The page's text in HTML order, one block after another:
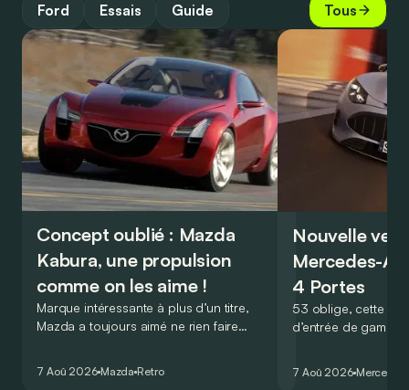
Ford Essais Guide Tous
Concept oublié : Mazda
Kabura, une propulsion
comme on les aime !
Marque intéressante à plus d’un titre,
Mazda a toujours aimé ne rien faire
de la plus belle des manières…
7 Aoû 2026 Mazda Retro
Nouvelle
Mercedes-
4 Portes
53 oblige, cette
d’entrée de
moins…
7 Aoû 2026 Mercedes